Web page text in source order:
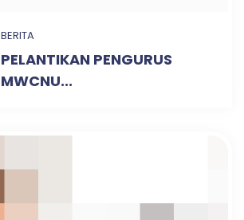
BERITA
PELANTIKAN PENGURUS
MWCNU...